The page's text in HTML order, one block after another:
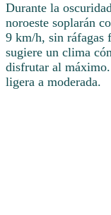
Durante la
noroeste soplarán
9 km/h, sin ráfagas
sugiere un clima
disfrutar al
ligera a moderada.